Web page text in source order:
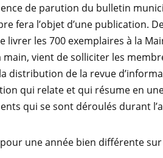
de parution du bulletin
fera l’objet d’une publication.
livrer les 700 exemplaires à la
vient de solliciter les
distribution de la revue
qui relate et qui résume en
qui se sont déroulés durant
une année bien différente